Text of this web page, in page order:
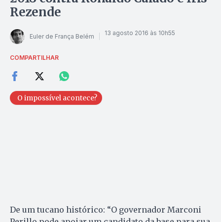
Rezende
Euler de França Belém 13 agosto 2016 às 10h55
COMPARTILHAR
O impossível acontece?
De um tucano histórico: “O governador Marconi